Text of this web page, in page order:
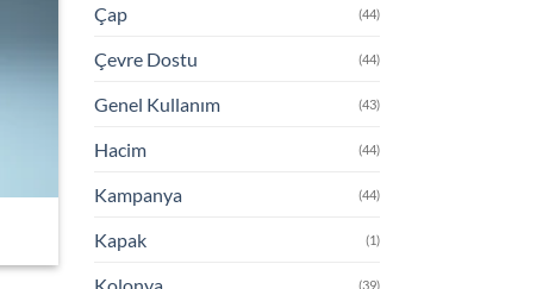
Çap (44)
Çevre Dostu (44)
Genel Kullanım (43)
Hacim (44)
Kampanya (44)
Kapak (1)
Kolonya (39)